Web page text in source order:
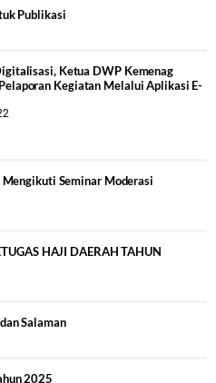
Publikasi
Ketua DWP Kemenag
Kegiatan Melalui Aplikasi E-
Seminar Moderasi
HAJI DAERAH TAHUN
Salaman
2025